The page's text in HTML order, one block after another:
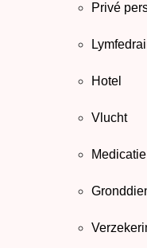
Privé
Hotel
Vlucht
Medicatie